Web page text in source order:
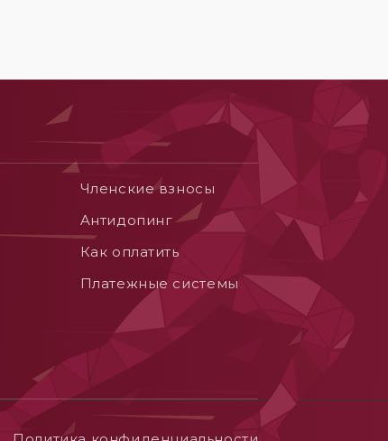
Членские взносы
Aнтидопинг
Как оплатить
Платежные системы